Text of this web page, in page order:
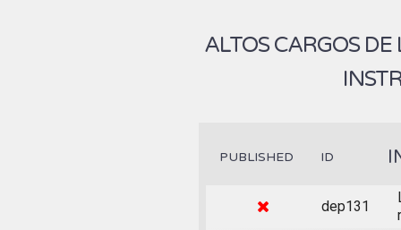
ALTOS CARGOS
PUBLISHED ID
dep131